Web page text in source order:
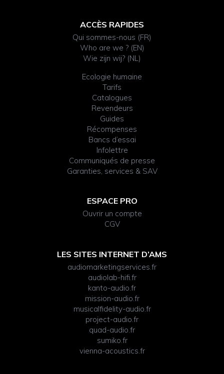
ACCÈS RAPIDES
Qui sommes-nous (FR)
Who are we ? (EN)
Wie zijn wij? (NL)
Ecologie humaine
Tarifs
Catalogues
Revendeurs
Guides
Récompenses
Bancs d’essai
Infolettre
Communiqués de presse
Garanties, services & SAV
ESPACE PRO
Ouvrir un compte
CGV
LES SITES INTERNET D’AMS
audiomarketingservices.fr
audiolab-hifi.fr
kanto-audio.fr
mission-audio.fr
musicalfidelity-audio.fr
project-audio.fr
quad-audio.fr
sumiko.fr
vienna-acoustics.fr